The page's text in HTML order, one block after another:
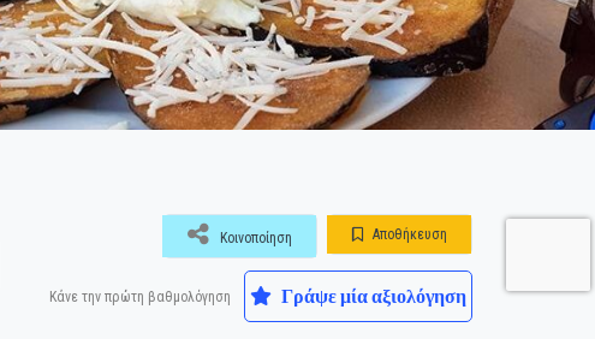
Αποθήκευση
Κοινοποίηση
Κάνε την πρώτη βαθμολόγηση Γράψε μία αξιολόγηση